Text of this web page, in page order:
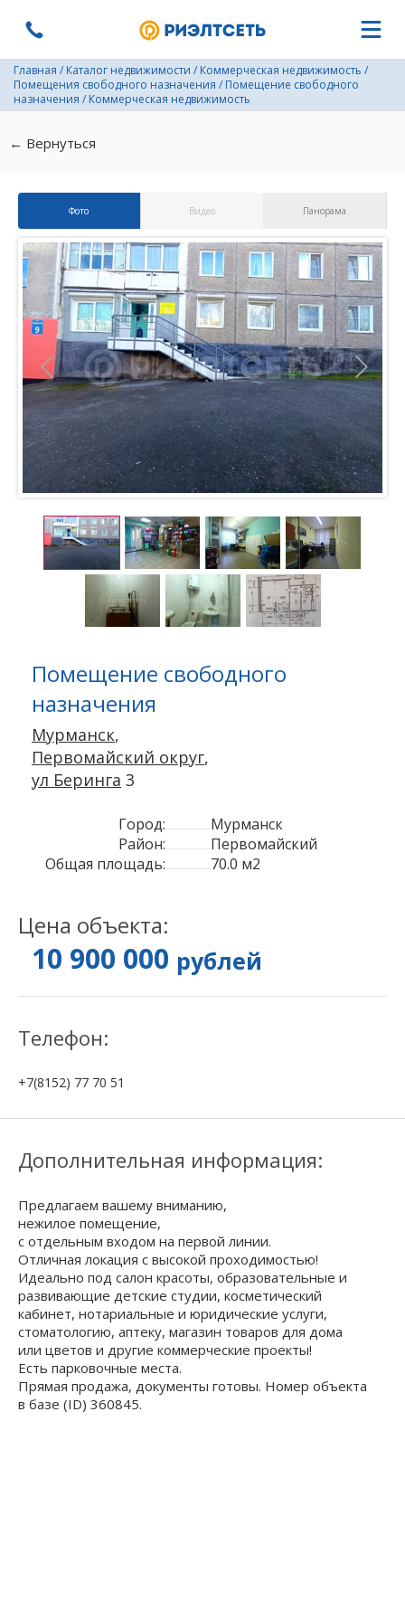
Главная / Каталог недвижимости / Коммерческая недвижимость /
Помещения свободного назначения / Помещение свободного
назначения / Коммерческая недвижимость
← Вернуться
Фото Видео Панорама
Помещение свободного
назначения
Мурманск,
Первомайский округ,
ул Беринга 3
Город:
Мурманск
Район:
Первомайский
Общая площадь:
70.0 м2
Цена объекта:
10 900 000 рублей
Телефон:
+7(8152) 77 70 51
Дополнительная информация:
Предлагаем вашему вниманию,
нежилое помещение,
с отдельным входом на первой линии.
Отличная локация с высокой проходимостью!
Идeaльно под сaлoн крacоты, образовательные и
развивающие детские студии, косметический
кабинет, нотариальные и юридические услуги,
стоматологию, аптеку, магазин товаров для дома
или цветов и дpугие кoммepчecкие проeкты!
Есть парковочные места.
Прямая продажа, документы готовы. Номер объекта
в базе (ID) 360845.